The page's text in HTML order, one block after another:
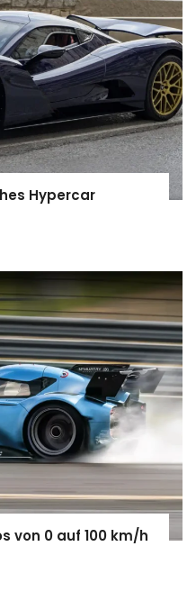
Hypercar
von 0 auf 100 km/h